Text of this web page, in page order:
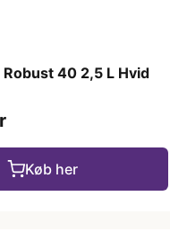
40 2,5 L Hvid
Køb her